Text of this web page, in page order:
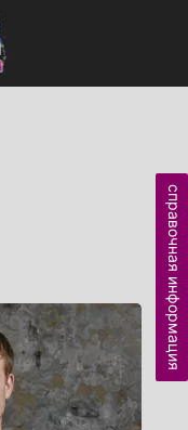
справочная информация